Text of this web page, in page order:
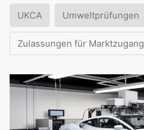
UKCA Umweltprüfungen
Zulassungen für Marktzugang